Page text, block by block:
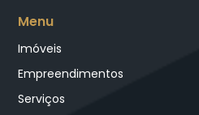
Menu
Imóveis
Empreendimentos
Serviços